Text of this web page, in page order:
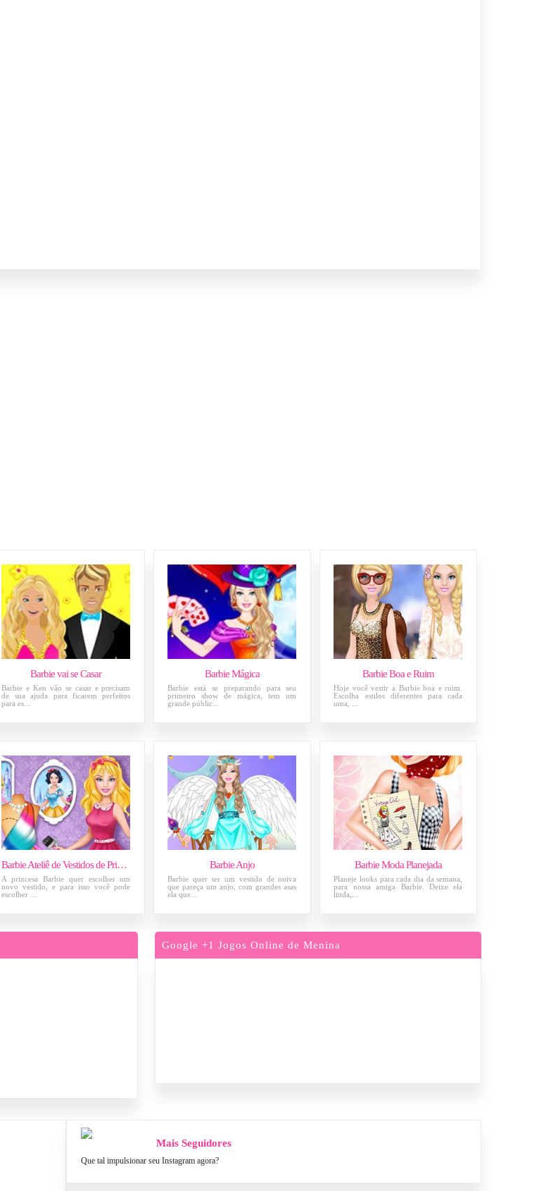
Barbie vai se Casar
Barbie e Ken vão se casar e precisam
de sua ajuda para ficarem perfeitos
para es...
Barbie Mágica
Barbie está se preparando para seu
primeiro show de mágica, tem um
grande públic...
Barbie Boa e Ruim
Hoje você vestir a Barbie boa e ruim.
Escolha estilos diferentes para cada
uma, ...
Barbie Ateliê de Vestidos de Princesa
A princesa Barbie quer escolher um
novo vestido, e para isso você pode
escolher ...
Barbie Anjo
Barbie quer ter um vestido de noiva
que pareça um anjo, com grandes asas
ela que...
Barbie Moda Planejada
Planeje looks para cada dia da semana,
para nossa amiga Barbie. Deixe ela
linda,...
Google +1 Jogos Online de Menina
Mais Seguidores
Que tal impulsionar seu Instagram agora?